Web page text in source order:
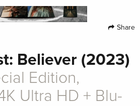
Share
Believer (2023)
Edition,
Ultra HD + Blu-